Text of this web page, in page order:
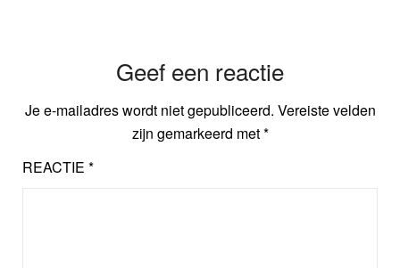
Geef een reactie
Je e-mailadres wordt niet gepubliceerd. Vereiste velden
zijn gemarkeerd met*
REACTIE *